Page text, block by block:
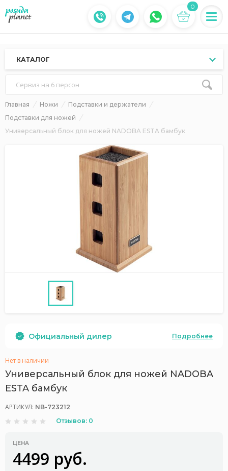
0
КАТАЛОГ
Сервиз на 6 персон
Главная Ножи
Подставки и держатели
Подставки для ножей
Универсальный блок для ножей NADOBA ESTA бамбук
Официальный дилер Подробнее
Нет в наличии
Универсальный блок для ножей NADOBA
ESTA бамбук
АРТИКУЛ: NB-723212
Отзывов: 0
ЦЕНА
4499 руб.